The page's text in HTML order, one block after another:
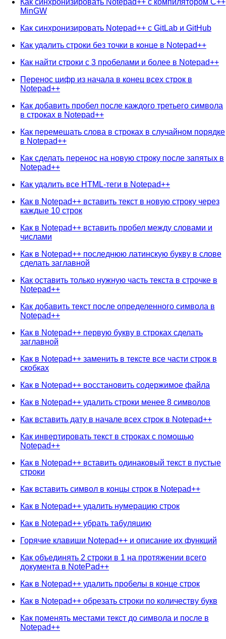
MinGW
Как синхронизировать Notepad++ с GitLab и GitHub
Как удалить строки без точки в конце в Notepad++
Как найти строки с 3 пробелами и более в Notepad++
Перенос цифр из начала в конец всех строк в
Notepad++
Как добавить пробел после каждого третьего символа
в строках в Notepad++
Как перемешать слова в строках в случайном порядке
в Notepad++
Как сделать перенос на новую строку после запятых в
Notepad++
Как удалить все HTML-теги в Notepad++
Как в Notepad++ вставить текст в новую строку через
каждые 10 строк
Как в Notepad++ вставить пробел между словами и
числами
Как в Notepad++ последнюю латинскую букву в слове
сделать заглавной
Как оставить только нужную часть текста в строчке в
Notepad++
Как добавить текст после определенного символа в
Notepad++
Как в Notepad++ первую букву в строках сделать
заглавной
Как в Notepad++ заменить в тексте все части строк в
скобках
Как в Notepad++ восстановить содержимое файла
Как в Notepad++ удалить строки менее 8 символов
Как вставить дату в начале всех строк в Notepad++
Как инвертировать текст в строках с помощью
Notepad++
Как в Notepad++ вставить одинаковый текст в пустые
строки
Как вставить символ в концы строк в Notepad++
Как в Notepad++ удалить нумерацию строк
Как в Notepad++ убрать табуляцию
Горячие клавиши Notepad++ и описание их функций
Как объединять 2 строки в 1 на протяжении всего
документа в NotePad++
Как в Notepad++ удалить пробелы в конце строк
Как в Notepad++ обрезать строки по количеству букв
Как поменять местами текст до символа и после в
Notepad++